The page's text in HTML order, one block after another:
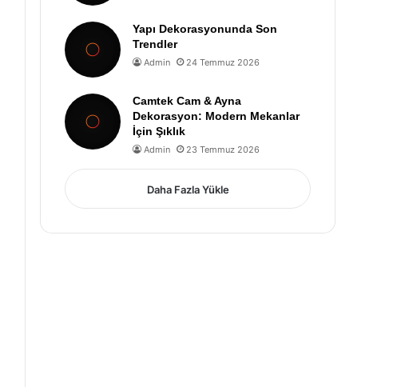
Yapı Dekorasyonunda Son
Trendler
Admin 24 Temmuz 2026
Camtek Cam & Ayna
Dekorasyon: Modern Mekanlar
İçin Şıklık
Admin 23 Temmuz 2026
Daha Fazla Yükle